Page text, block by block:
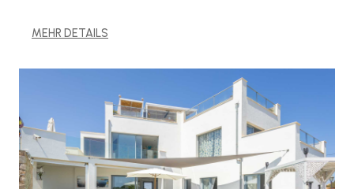
MEHR DETAILS